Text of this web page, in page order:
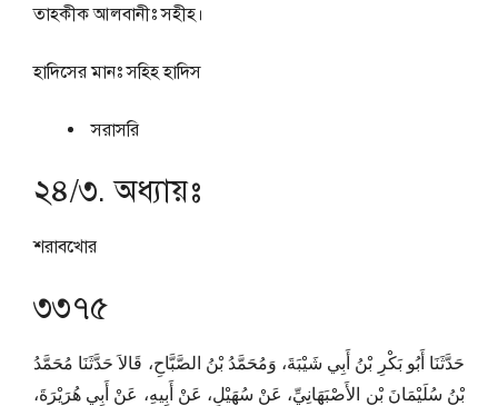
তাহকীক আলবানীঃ সহীহ।
হাদিসের মানঃসহিহ হাদিস
সরাসরি
২৪/৩. অধ্যায়ঃ
শরাবখোর
৩৩৭৫
حَدَّثَنَا أَبُو بَكْرِ بْنُ أَبِي شَيْبَةَ، وَمُحَمَّدُ بْنُ الصَّبَّاحِ، قَالاَ حَدَّثَنَا مُحَمَّدُ
بْنُ سُلَيْمَانَ بْنِ الأَصْبَهَانِيِّ، عَنْ سُهَيْلٍ، عَنْ أَبِيهِ، عَنْ أَبِي هُرَيْرَةَ،